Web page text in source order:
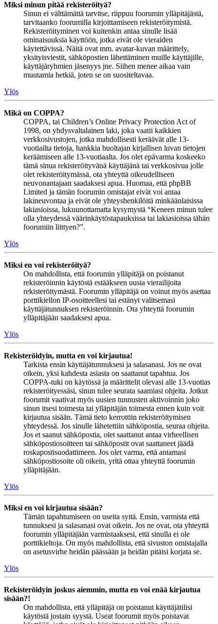
Miksi minun pitää rekisteröityä?
Sinun ei välttämättä tarvitse, riippuu foorumin ylläpitäjästä,
tarvitaanko foorumilla kirjoittamiseen rekisteröitymistä.
Rekisteröityminen voi kuitenkin antaa sinulle lisää
ominaisuuksia käyttöön, jotka eivät ole vieraiden
käytettävissä. Näitä ovat mm. avatar-kuvan määrittely,
yksityisviestit, sähköpostien lähettäminen muille käyttäjille,
käyttäjäryhmien jäsenyys jne. Siihen menee aikaa vain
muutamia hetkiä, joten se on suositeltavaa.
Ylös
Mikä on COPPA?
COPPA, tai Children’s Online Privacy Protection Act of
1998, on yhdysvaltalainen laki, joka vaatii kaikkien
verkkosivustojen, jotka mahdollisesti keräävät alle 13-
vuotiailta tietoja, hankkia huoltajan kirjallisen luvan tietojen
keräämiseen alle 13-vuotiaalta. Jos olet epävarma koskeeko
tämä sinua rekisteröityvänä käyttäjänä tai verkkosivua jolle
olet rekisteröitymässä, ota yhteyttä oikeudelliseen
neuvonantajaan saadaksesi apua. Huomaa, että phpBB
Limited ja tämän foorumin omistajat eivät voi antaa
lakineuvontaa ja eivät ole yhteyshenkilöitä minkäänlaisissa
lakiasioissa, lukuunottamatta kysymystä “Keneen minun tulee
olla yhteydessä väärinkäytöstapauksissa tai lakiasioissa tähän
foorumiin liittyen?”.
Ylös
Miksi en voi rekisteröityä?
On mahdollista, että foorumin ylläpitäjä on poistanut
rekisteröinnin käytöstä estääkseen uusia vierailijoita
rekisteröitymästä. Foorumin ylläpitäjä on voinut myös asettaa
porttikiellon IP-osoitteellesi tai estänyt valitsemasi
käyttäjätunnuksen rekisteröinnin. Ota yhteyttä foorumin
ylläpitäjään saadaksesi apua.
Ylös
Rekisteröidyin, mutta en voi kirjautua!
Tarkista ensin käyttäjätunnuksesi ja salasanasi. Jos ne ovat
oikein, yksi kahdesta asiasta on saattanut tapahtua. Jos
COPPA-tuki on käytössä ja määrittelit olevasi alle 13-vuotias
rekisteröityessäsi, sinun tulee seurata saamiasi ohjeita. Jotkut
foorumit vaativat myös uusien tunnusten aktivoinnin joko
sinun itsesi toimesta tai ylläpitäjän toimesta ennen kuin voit
kirjautua sisään. Tämä tieto kerrottiin rekisteröitymisen
yhteydessä. Jos sinulle lähetettiin sähköpostia, seuraa ohjeita.
Jos et saanut sähköpostia, olet saattanut antaa virheellisen
sähköpostiosoitteen tai sähköpostit ovat saattaneet jäädä
roskapostisuodattimeen. Jos olet varma, että antamasi
sähköpostiosoite oli oikein, yritä ottaa yhteyttä foorumin
ylläpitäjään.
Ylös
Miksi en voi kirjautua sisään?
Tämän tapahtumiseen on useita syitä. Ensin, varmista että
tunnuksesi ja salasanasi ovat oikein. Jos ne ovat, ota yhteyttä
foorumin ylläpitäjään varmistaaksesi, että sinulla ei ole
porttikieltoja. On myös mahdollista, että sivuston omistajalla
on asetusvirhe heidän päässään ja heidän pitäisi korjata se.
Ylös
Rekisteröidyin joskus aiemmin, mutta en voi enää kirjautua
sisään?!
On mahdollista, että ylläpitäjä on poistanut käyttäjätilisi
käytöstä jostain syystä. Useat foorumit myös poistavat